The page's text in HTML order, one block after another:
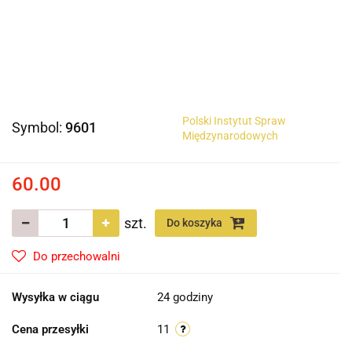
Symbol: 9601
Polski Instytut Spraw
Międzynarodowych
60.00
szt. Do koszyka
Do przechowalni
Wysyłka w ciągu 24 godziny
Cena przesyłki 11